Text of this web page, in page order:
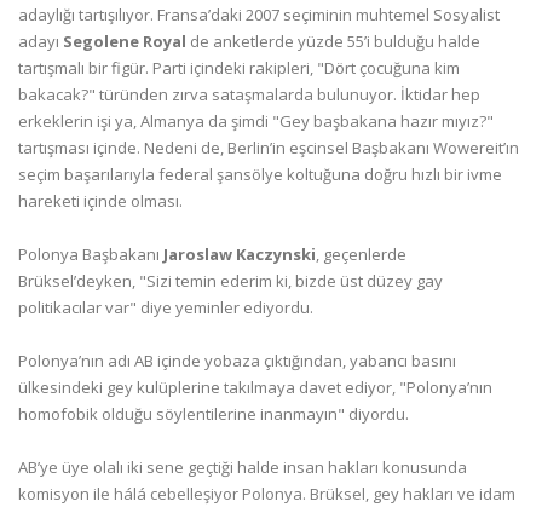
adaylığı tartışılıyor. Fransa’daki 2007 seçiminin muhtemel Sosyalist
adayı Segolene Royal de anketlerde yüzde 55’i bulduğu halde
tartışmalı bir figür. Parti içindeki rakipleri, "Dört çocuğuna kim
bakacak?" türünden zırva sataşmalarda bulunuyor. İktidar hep
erkeklerin işi ya, Almanya da şimdi "Gey başbakana hazır mıyız?"
tartışması içinde. Nedeni de, Berlin’in eşcinsel Başbakanı Wowereit’ın
seçim başarılarıyla federal şansölye koltuğuna doğru hızlı bir ivme
hareketi içinde olması.
Polonya Başbakanı Jaroslaw Kaczynski , geçenlerde
Brüksel’deyken, "Sizi temin ederim ki, bizde üst düzey gay
politikacılar var" diye yeminler ediyordu.
Polonya’nın adı AB içinde yobaza çıktığından, yabancı basını
ülkesindeki gey kulüplerine takılmaya davet ediyor, "Polonya’nın
homofobik olduğu söylentilerine inanmayın" diyordu.
AB’ye üye olalı iki sene geçtiği halde insan hakları konusunda
komisyon ile hálá cebelleşiyor Polonya. Brüksel, gey hakları ve idam